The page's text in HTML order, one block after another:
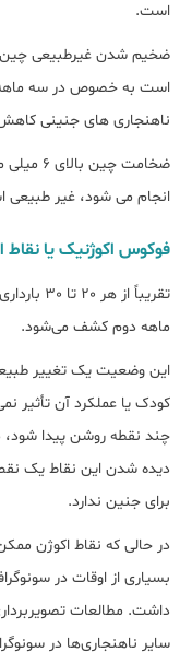
است.
ضخیم شدن غیرطبیعی
است به خصوص در سه ماهه
ناهنجاری های جنینی
انجام می شود، غیر
فوکوس اکوژنیک یا
تقریباً
ماهه دوم کشف می‌شود.
این وضعیت یک تغییر
کودک یا عملکرد آن تأثیر
چند نقطه روشن پیدا شود،
دیده شدن این نقاط یک
برای جنین ندارد.
در حالی که نقاط اکوژن
بسیاری از اوقات در
داشت. مطالعات
سایر ناهنجاری‌ها در